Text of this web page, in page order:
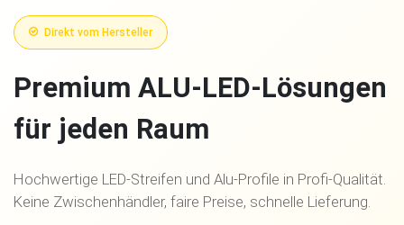
Direkt vom Hersteller
Premium ALU-LED-Lösungen
für jeden Raum
Hochwertige LED-Streifen und Alu-Profile in Profi-Qualität.
Keine Zwischenhändler, faire Preise, schnelle Lieferung.